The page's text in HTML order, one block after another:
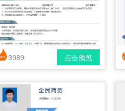
简历风格： 时尚 / 简洁 / 应届生
点击预览
3989